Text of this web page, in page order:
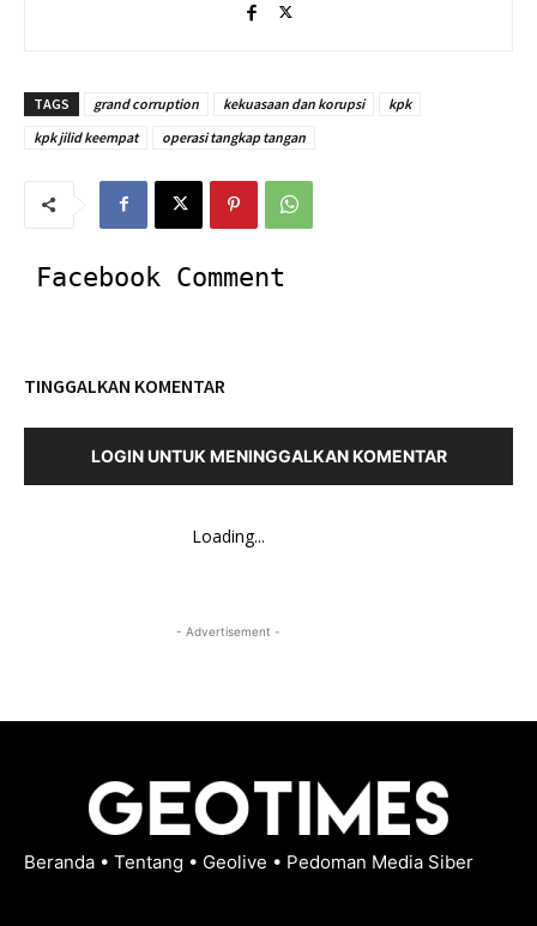
TAGS grand corruption kekuasaan dan korupsi
kpk
kpk jilid keempat
operasi tangkap tangan
Facebook Comment
TINGGALKAN KOMENTAR
LOGIN UNTUK MENINGGALKAN KOMENTAR
Loading...
- Advertisement -
Beranda • Tentang • Geolive • Pedoman Media Siber